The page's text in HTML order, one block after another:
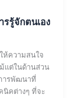
รู้จักตนเอง
ห้ความสนใจ
แต่ในด้านส่วน
ารพัฒนาที่
นิคต่างๆ ที่จะ